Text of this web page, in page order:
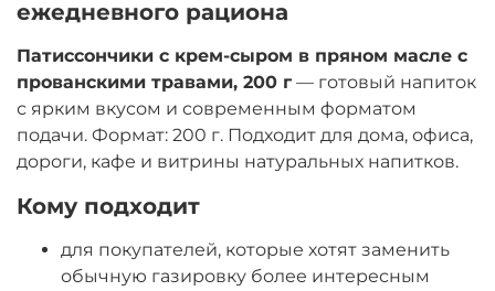
ежедневного рациона
Патиссончики с крем-сыром в пряном масле с
прованскими травами, 200 г — готовый напиток
с ярким вкусом и современным форматом
подачи. Формат: 200 г. Подходит для дома, офиса,
дороги, кафе и витрины натуральных напитков.
Кому подходит
для покупателей, которые хотят заменить
обычную газировку более интересным